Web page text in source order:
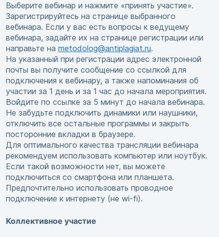
Выберите вебинар и нажмите «принять участие».
Зарегистрируйтесь на странице выбранного
вебинара. Если у вас есть вопросы к ведущему
вебинара, задайте их на странице регистрации или
направьте на metodolog@antiplagiat.ru.
На указанный при регистрации адрес электронной
почты вы получите сообщение со ссылкой для
подключения к вебинару, а также напоминания об
участии за 1 день и за 1 час до начала мероприятия.
Войдите по ссылке за 5 минут до начала вебинара.
Не забудьте подключить динамики или наушники,
отключить все остальные программы и закрыть
посторонние вкладки в браузере.
Для оптимального качества трансляции вебинара
рекомендуем использовать компьютер или ноутбук.
Если такой возможности нет, вы можете
подключиться со смартфона или планшета.
Предпочтительно использовать проводное
подключение к интернету (не wi-fi).
Коллективное участие